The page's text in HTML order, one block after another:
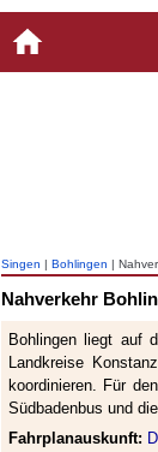
Singen | Bohlingen |
Nahverkehr
Bohlingen liegt auf
Landkreise
koordinieren. Für
Südbadenbus und
Fahrplanauskunft: